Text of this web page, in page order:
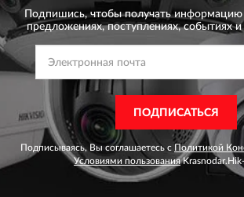
Подпишись, чтобы получать информацию
предложениях,поступлениях, событиях
ПОДПИСАТЬСЯ
Подписываясь, Вы соглашаетесь с Политикой
Условиями пользования